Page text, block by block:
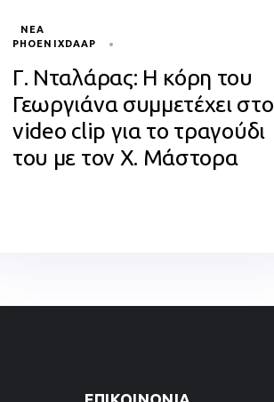
ΝΈΑ
PHOENIXDAAP
Γ. Νταλάρας: Η κόρη του
Γεωργιάνα συμμετέχει στο
video clip για το τραγούδι
του με τον Χ. Μάστορα